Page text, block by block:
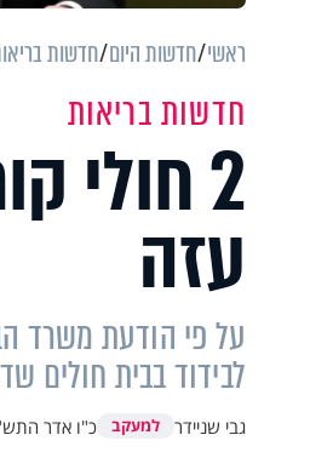
ראשי חדשות היום חדשות
חדשות בריאות
2 חולי
עזה
על פי הודעת משרד
לבידוד בבית חולים
גבי שניידר למעקב כ"ו אדר